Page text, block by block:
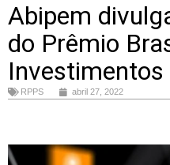
Abipem
do Prêmio
Investimentos
RPPS abril 27, 2022